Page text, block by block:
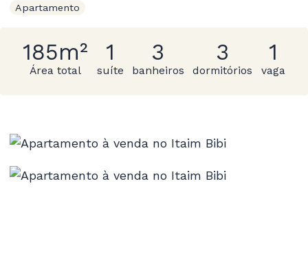
Apartamento
185m²
Área total
1
suíte
3
banheiros
3
dormitórios
1
vaga